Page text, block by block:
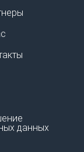
данных